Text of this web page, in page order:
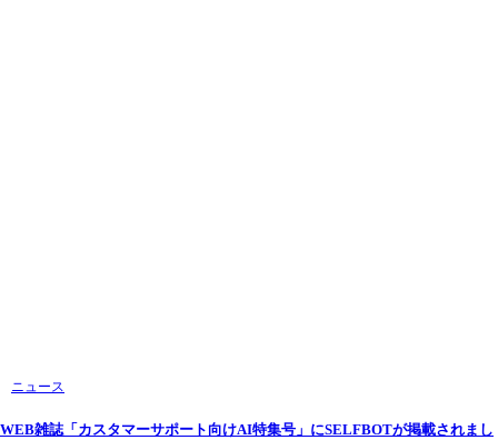
ニュース
WEB雑誌「カスタマーサポート向けAI特集号」にSELFBOTが掲載されまし